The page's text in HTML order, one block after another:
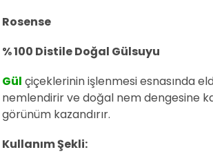
Rosense
% 100 Distile Doğal Gülsuyu
Gül çiçeklerinin işlenmesi esnasında
nemlendirir ve doğal nem dengesine
görünüm kazandırır.
Kullanım Şekli: